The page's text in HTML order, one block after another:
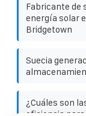
Fabricante de
energía solar
Bridgetown
Suecia
¿Cuáles son
eficiencia